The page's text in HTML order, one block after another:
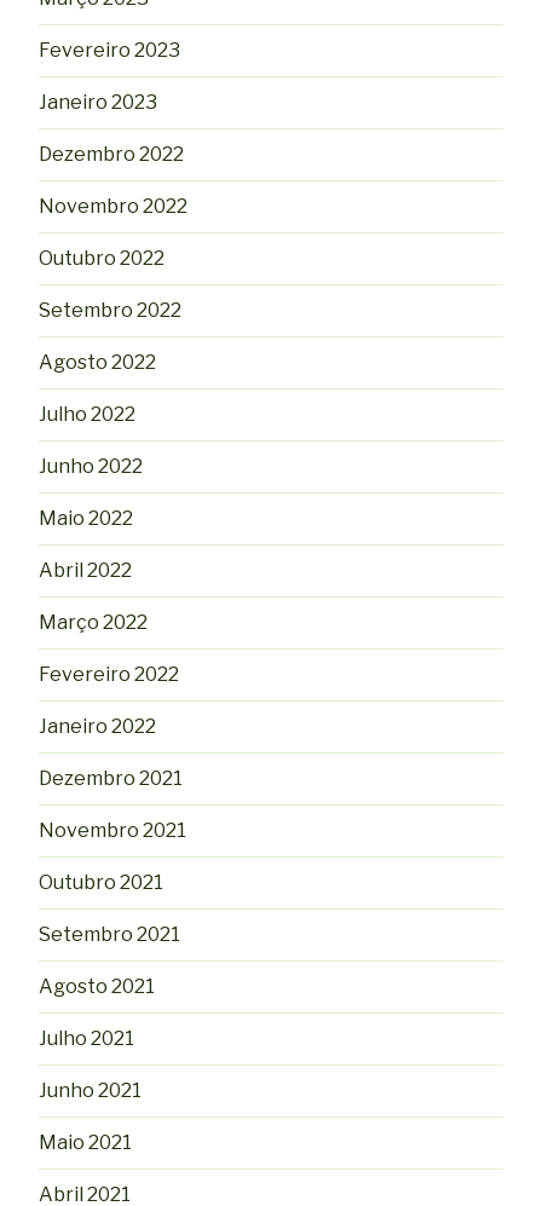
Fevereiro 2023
Janeiro 2023
Dezembro 2022
Novembro 2022
Outubro 2022
Setembro 2022
Agosto 2022
Julho 2022
Junho 2022
Maio 2022
Abril 2022
Março 2022
Fevereiro 2022
Janeiro 2022
Dezembro 2021
Novembro 2021
Outubro 2021
Setembro 2021
Agosto 2021
Julho 2021
Junho 2021
Maio 2021
Abril 2021